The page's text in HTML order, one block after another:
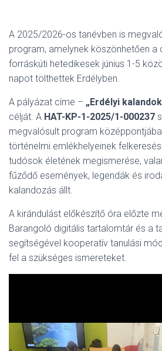
A 2025/2026-os tanévben is
program, amelynek köszönhetően
forráskúti hetedikesek június 1-5
napot tölthettek Erdélyben.
A pályázat címe – „Erdélyi
célját. A HAT-KP-1-2025/1-000237
megvalósult program
történelmi emlékhelyeinek
tudósok életének megismerése,
fűződő események, legendák és
kalandozás állt.
A kirándulást előkészítő óra előzte
Barangoló digitális tartalomtár és a
segítségével kooperatív tanulási
fel a szükséges ismereteket.